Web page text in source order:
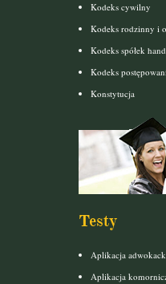
Kodeks cywilny
Kodeks rodzinny i
Kodeks spółek
Kodeks
Konstytucja
Testy
Aplikacja
Aplikacja